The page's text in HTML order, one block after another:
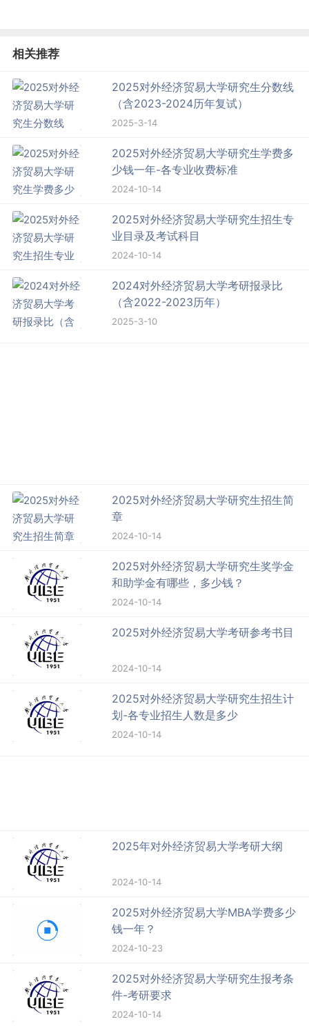
相关推荐
2025对外经济贸易大学研究生分数线
（含2023-2024历年复试）
2025-3-14
2025对外经济贸易大学研究生学费多
少钱一年-各专业收费标准
2024-10-14
2025对外经济贸易大学研究生招生专
业目录及考试科目
2024-10-14
2024对外经济贸易大学考研报录比
（含2022-2023历年）
2025-3-10
2025对外经济贸易大学研究生招生简
章
2024-10-14
2025对外经济贸易大学研究生奖学金
和助学金有哪些，多少钱？
2024-10-14
2025对外经济贸易大学考研参考书目
2024-10-14
2025对外经济贸易大学研究生招生计
划-各专业招生人数是多少
2024-10-14
2025年对外经济贸易大学考研大纲
2024-10-14
2025对外经济贸易大学MBA学费多少
钱一年？
2024-10-23
2025对外经济贸易大学研究生报考条
件-考研要求
2024-10-14